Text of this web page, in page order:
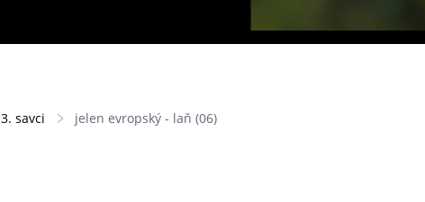
3. savci jelen evropský - laň (06)